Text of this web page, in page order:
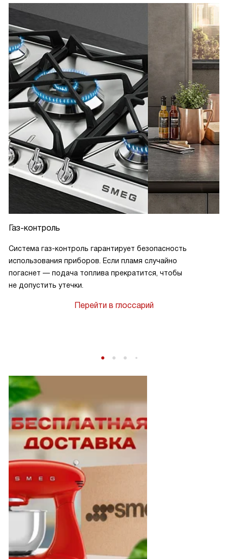
Газ-контроль
Система газ-контроль гарантирует безопасность
использования приборов. Если пламя случайно
погаснет — подача топлива прекратится, чтобы
не допустить утечки.
Перейти в глоссарий